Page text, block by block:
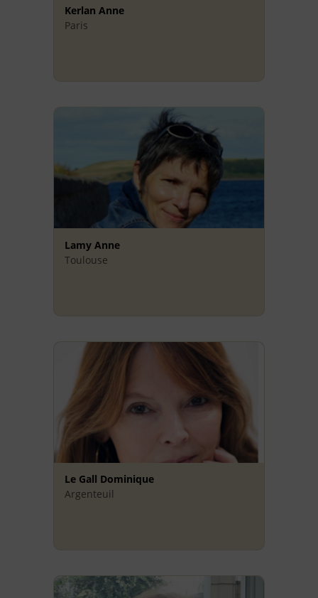
Kerlan Anne
Paris
Lamy Anne
Toulouse
Le Gall Dominique
Argenteuil